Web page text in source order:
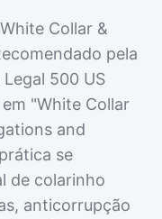
Collar &
pela
500 US
"White Collar
and
se
de colarinho
anticorrupção